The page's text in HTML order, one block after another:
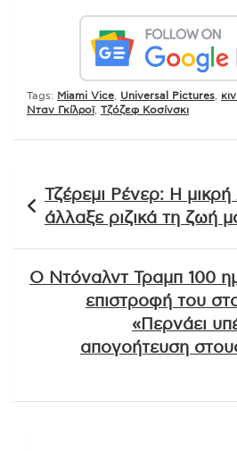
Tags: Miami Vice Universal Pictures
Νταν Γκίλροϊ, Τζόζεφ Κοσίνσκι
άρθρων
Τζέρεμι Ρένερ: Η
άλλαξε ριζικά τη ζωή
Ο Ντόναλντ Τραμπ 100
επιστροφή του
«Περνάει
απογοήτευση